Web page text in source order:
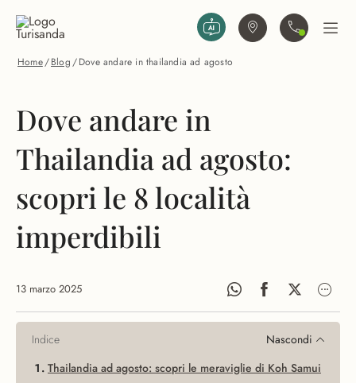
Trova agenziaContattaciApri
Home/Blog/Dove andare in thailandia ad agosto
Dove andare in
Thailandia ad agosto:
scopri le 8 località
imperdibili
13 marzo 2025
Indice
Nascondi
Thailandia ad agosto: scopri le meraviglie di Koh Samui